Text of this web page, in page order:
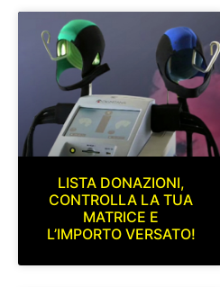
LISTA DONAZIONI,
CONTROLLA LA TUA
MATRICE E
L’IMPORTO VERSATO!